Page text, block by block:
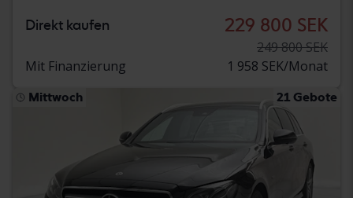
Direkt kaufen 229 800 SEK
249 800 SEK
Mit Finanzierung
1 958 SEK/Monat
Mittwoch 21 Gebote